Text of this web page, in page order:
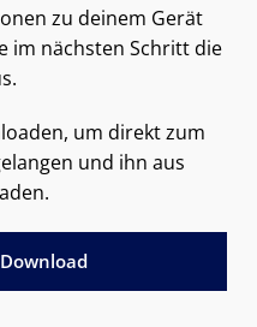
zu deinem Gerät
im nächsten Schritt die
um direkt zum
und ihn aus